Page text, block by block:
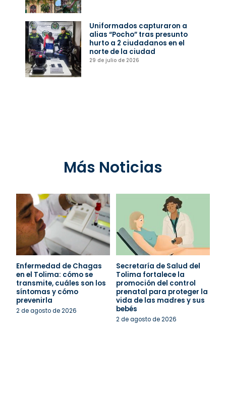
Uniformados capturaron a
alias “Pocho” tras presunto
hurto a 2 ciudadanos en el
norte de la ciudad
29 de julio de 2026
Más Noticias
Enfermedad de Chagas
en el Tolima: cómo se
transmite, cuáles son los
síntomas y cómo
prevenirla
2 de agosto de 2026
Secretaría de Salud del
Tolima fortalece la
promoción del control
prenatal para proteger la
vida de las madres y sus
bebés
2 de agosto de 2026